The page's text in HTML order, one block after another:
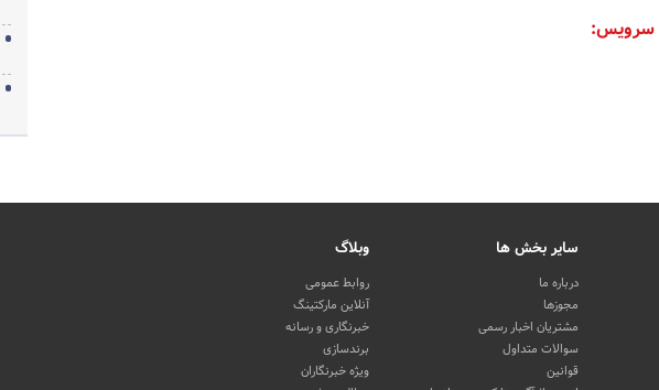
سرویس:
سایر بخش ها
درباره ما
مجوزها
مشتریان اخبار رسمی
سوالات متداول
قوانین
وبلاگ
روابط عمومی
آنلاین مارکتینگ
خبرنگاری و رسانه
برندسازی
ویژه خبرنگاران